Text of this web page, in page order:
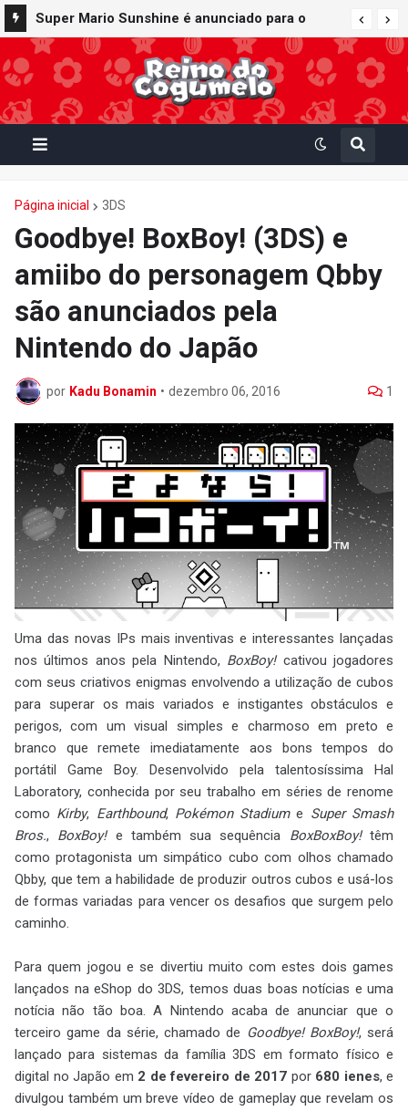
Super Mario Sunshine é anunciado para o
Nintendo GameCube - Nintendo Classics do
Nintendo Switch Online
Página inicial 3DS
Goodbye! BoxBoy! (3DS) e
amiibo do personagem Qbby
são anunciados pela
Nintendo do Japão
por Kadu Bonamin • dezembro 06, 2016 1
Uma das novas IPs mais inventivas e interessantes lançadas
nos últimos anos pela Nintendo, BoxBoy!cativou jogadores
com seus criativos enigmas envolvendo a utilização de cubos
para superar os mais variados e instigantes obstáculos e
perigos, com um visual simples e charmoso em preto e
branco que remete imediatamente aos bons tempos do
portátil Game Boy. Desenvolvido pela talentosíssima Hal
Laboratory, conhecida por seu trabalho em séries de renome
como Kirby, Earthbound, Pokémon Stadiume Super Smash
Bros., BoxBoy!e também sua sequência BoxBoxBoy!têm
como protagonista um simpático cubo com olhos chamado
Qbby, que tem a habilidade de produzir outros cubos e usá-los
de formas variadas para vencer os desafios que surgem pelo
caminho.
Para quem jogou e se divertiu muito com estes dois games
lançados na eShop do 3DS, temos duas boas notícias e uma
notícia não tão boa. A Nintendo acaba de anunciar que o
terceiro game da série, chamado de Goodbye! BoxBoy!, será
lançado para sistemas da família 3DS em formato físico e
digital no Japão em 2 de fevereiro de 2017 por 680 ienes, e
divulgou também um breve vídeo de gameplay que revelam os